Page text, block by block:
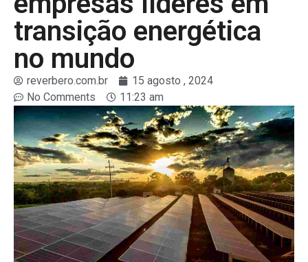
transição energética
no mundo
reverbero.com.br
15 agosto , 2024
No Comments
11:23 am